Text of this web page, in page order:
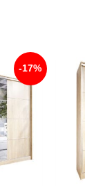
-17%